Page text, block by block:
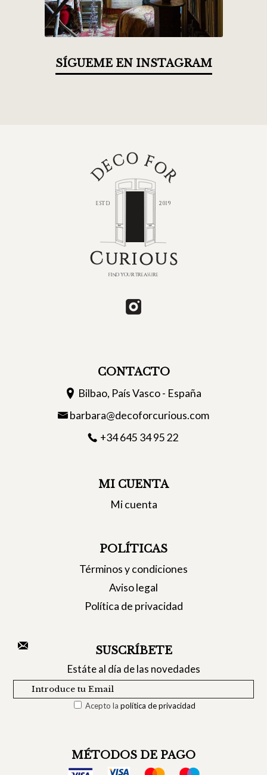
SÍGUEME EN INSTAGRAM
CONTACTO
Bilbao, País Vasco - España
barbara@decoforcurious.com
+34 645 34 95 22
MI CUENTA
Mi cuenta
POLÍTICAS
Términos y condiciones
Aviso legal
Política de privacidad
SUSCRÍBETE
Estáte al día de las novedades
Acepto la política de privacidad
MÉTODOS DE PAGO